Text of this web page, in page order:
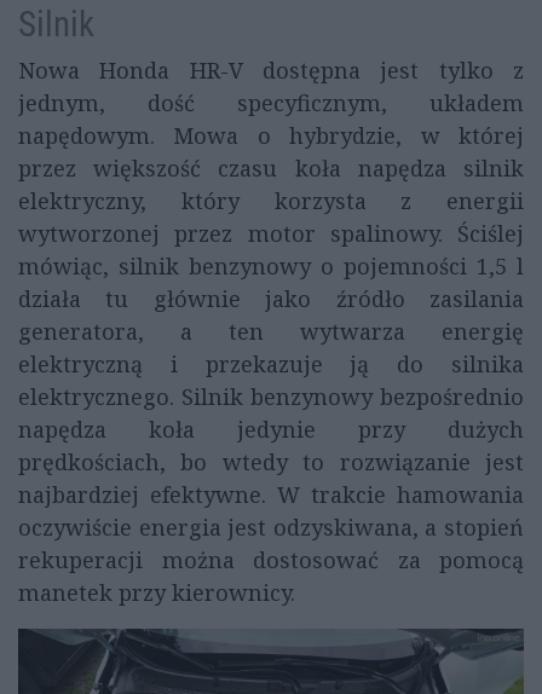
Silnik
Nowa Honda HR-V dostępna jest tylko z
jednym, dość specyficznym, układem
napędowym. Mowa o hybrydzie, w której
przez większość czasu koła napędza silnik
elektryczny, który korzysta z energii
wytworzonej przez motor spalinowy. Ściślej
mówiąc, silnik benzynowy o pojemności 1,5 l
działa tu głównie jako źródło zasilania
generatora, a ten wytwarza energię
elektryczną i przekazuje ją do silnika
elektrycznego. Silnik benzynowy bezpośrednio
napędza koła jedynie przy dużych
prędkościach, bo wtedy to rozwiązanie jest
najbardziej efektywne. W trakcie hamowania
oczywiście energia jest odzyskiwana, a stopień
rekuperacji można dostosować za pomocą
manetek przy kierownicy.